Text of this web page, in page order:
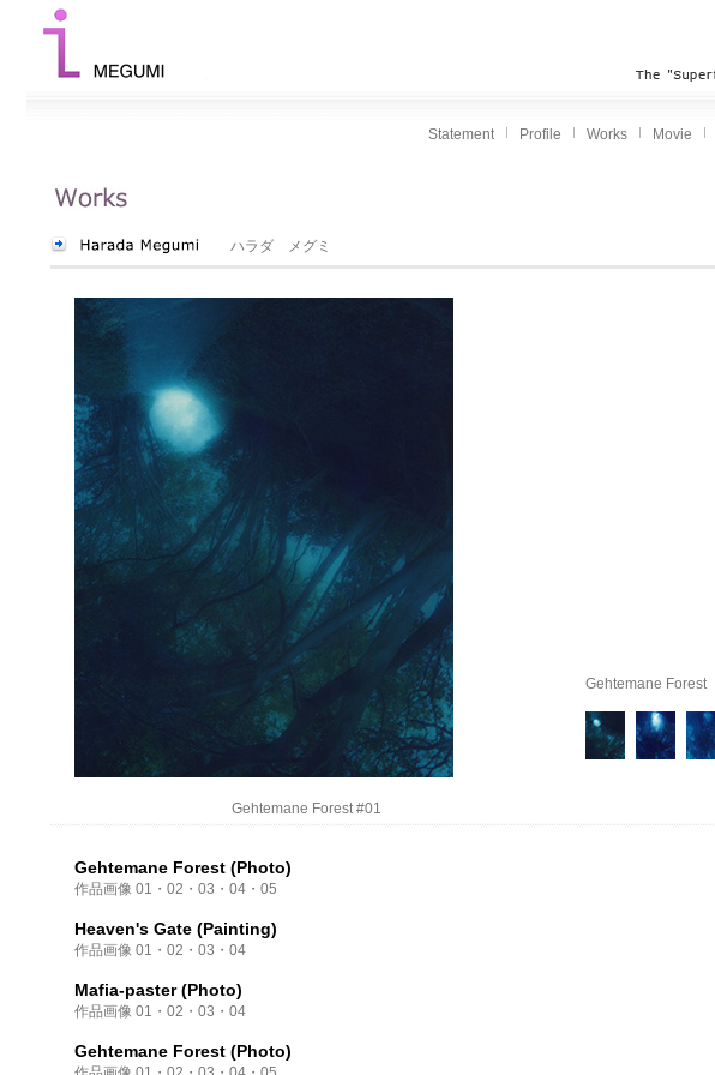
Statement Profile Works Movie
ハラダ メグミ
Gehtemane Forest
Gehtemane Forest #01
Gehtemane Forest (Photo)
作品画像 01 ・ 02 ・ 03 ・ 04 ・ 05
Heaven's Gate (Painting)
作品画像 01 ・ 02 ・ 03 ・ 04
Mafia-paster (Photo)
作品画像 01 ・ 02 ・ 03 ・ 04
Gehtemane Forest (Photo)